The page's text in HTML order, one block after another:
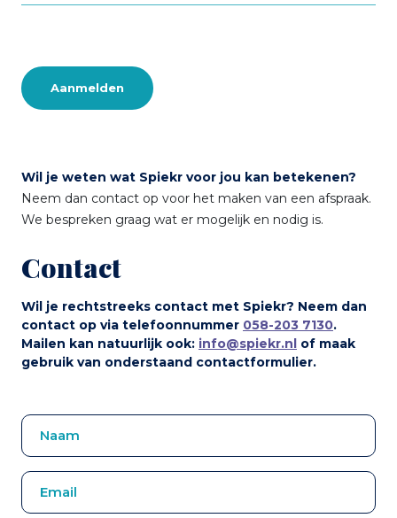
Aanmelden
Wil je weten wat Spiekr voor jou kan betekenen?
Neem dan contact op voor het maken van een afspraak.
We bespreken graag wat er mogelijk en nodig is.
Contact
Wil je rechtstreeks contact met Spiekr? Neem dan
contact op via telefoonnummer 058-203 7130.
Mailen kan natuurlijk ook: info@spiekr.nl of maak
gebruik van onderstaand contactformulier.